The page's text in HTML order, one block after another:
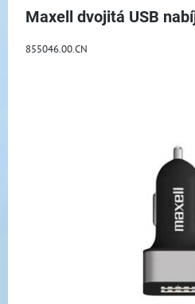
Maxell dvojitá USB
855046.00.CN